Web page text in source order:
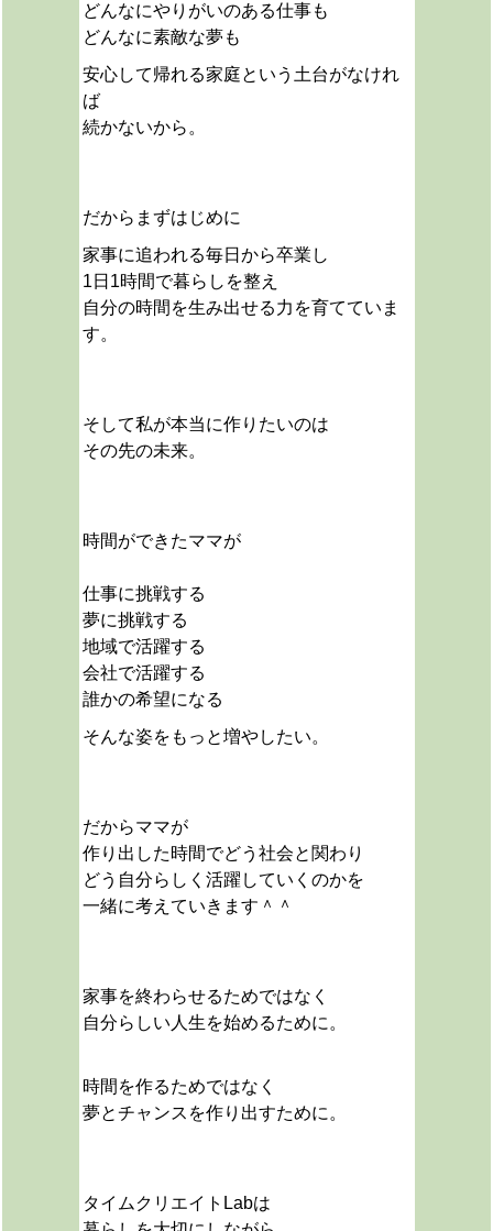
どんなにやりがいのある仕事も
どんなに素敵な夢も
安心して帰れる家庭という土台がなけれ
ば
続かないから。
だから まずはじめに
家事に追われる毎日から卒業し
1日1時間で暮らしを整え
自分の時間を生み出せる力を育てていま
す。
そして私が本当に作りたいのは
その先の未来。
時間ができたママが
仕事に挑戦する
夢に挑戦する
地域で活躍する
会社で活躍する
誰かの希望になる
そんな姿をもっと増やしたい。
だからママが
作り出した時間でどう社会と関わり
どう自分らしく活躍していくのかを
一緒に考えていきます＾＾
家事を終わらせるためではなく
自分らしい人生を始めるために。
時間を作るためではなく
夢とチャンスを作り出すために。
タイムクリエイトLabは